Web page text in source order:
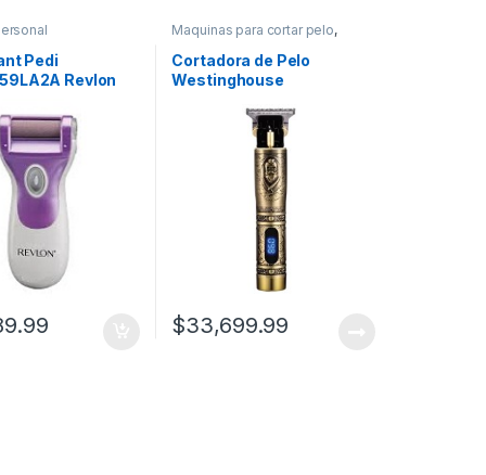
Pedi
Revlon
Maquinas para cortar pelo,
Cuidado Personal
Cortadora de Pelo
Westinghouse
$33,699.99